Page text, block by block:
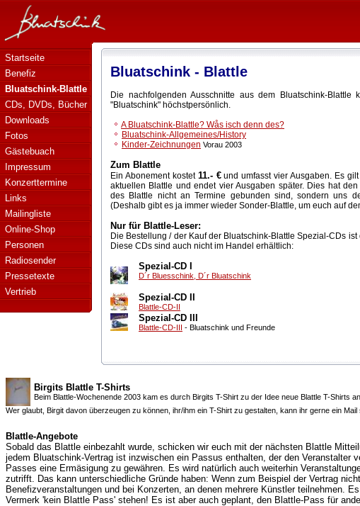
Bluatschink - Blattle
Startseite
Benefiz
Bluatschink-Blattle
CDs, DVDs, Bücher
Downloads
Fotos
Gästebuach
Impressum
Konzerttermine
Links
Mailingliste
Online-Shop
Personen
Radiosender
Pressetexte
Vertrieb
Bluatschink - Blattle
Die nachfolgenden Ausschnitte aus dem Bluatschink-
"Bluatschink" höchstpersönlich.
A Bluatschink-Blattle? Wås isch denn des?
Bluatschink-Allgemeines/History
Kinder-Zeichnungen Vorau 2003
Zum Blattle
Ein Abonement kostet 11.- €und umfasst vier Ausgaben. Es
aktuellen Blattle und endet vier Ausgaben später. Dies hat
des Blattle nicht an Termine gebunden sind, sondern uns
(Deshalb gibt es ja immer wieder Sonder-Blattle, um euch auf
Nur für Blattle-Leser:
Die Bestellung / der Kauf der Bluatschink-Blattle Spezial-CDs
Diese CDs sind auch nicht im Handel erhältlich:
Spezial-CD I
D´r Bluesschink, D´r Bluatschink
Spezial-CD II
Blattle-CD-II
Spezial-CD III
Blattle-CD-III - Bluatschink und Freunde
Birgits Blattle T-Shirts
Beim Blattle-Wochenende 2003 kam es durch Birgits T-Shirt zu der Idee neue Blattle T-Shirts
Wer glaubt, Birgit davon überzeugen zu können, ihr/ihm ein T-Shirt zu gestalten, kann ihr gerne ein
Blattle-Angebote
Sobald das Blattle einbezahlt wurde, schicken wir euch mit der nächsten Blattle
jedem Bluatschink-Vertrag ist inzwischen ein Passus enthalten, der den Veranstalter
Passes eine Ermäsigung zu gewähren. Es wird natürlich auch weiterhin
zutrifft. Das kann unterschiedliche Gründe haben: Wenn zum Beispiel der Vertrag
Benefizveranstaltungen und bei Konzerten, an denen mehrere Künstler teilnehmen.
Vermerk 'kein Blattle Pass' stehen! Es ist aber auch geplant, den Blattle-Pass für